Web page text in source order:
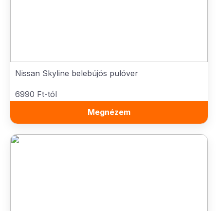
Nissan Skyline belebújós pulóver
6990 Ft-tól
Megnézem